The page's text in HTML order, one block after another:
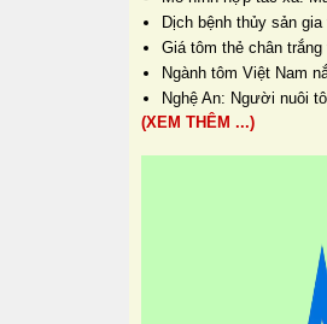
Dịch bệnh thủy sản
Giá tôm thẻ chân
Ngành tôm Việt Nam
Nghệ An: Người nuôi
(XEM THÊM ...)